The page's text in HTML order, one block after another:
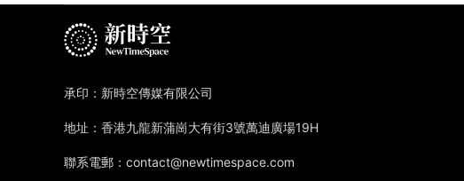
承印：新時空傳媒有限公司
地址：香港九龍新蒲崗大有街3號萬迪廣場19H
聯系電郵：contact@newtimespace.com